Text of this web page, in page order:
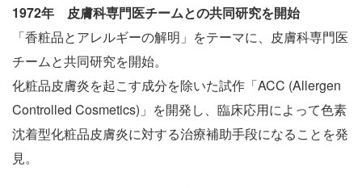
1972年 皮膚科専門医チームとの共同研究を開始
「香粧品とアレルギーの解明」をテーマに、皮膚科専門医
チームと共同研究を開始。
化粧品皮膚炎を起こす成分を除いた試作「ACC (Allergen
Controlled Cosmetics)」を開発し、臨床応用によって色素
沈着型化粧品皮膚炎に対する治療補助手段になることを発
見。